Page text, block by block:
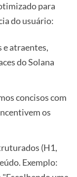
para
do usuário:
e atraentes,
do Solana
concisos com
os
(H1,
Exemplo: